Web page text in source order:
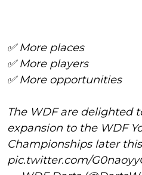
✅ More places
✅ More players
✅ More opportunities
The WDF are delighted
expansion to the WDF
Championships later
pic.twitter.com/